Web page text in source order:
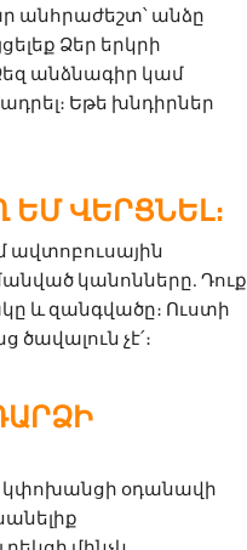
անհրաժեշտ՝ անձը
Ձեր երկրի
անձնագիր կամ
Եթե խնդիրներ
ԵՄ ՎԵՐՑՆԵԼ։
ավտոբուսային
կանոնները. Դուք
և զանգվածը։ Ուստի
չէ՛։
կփոխանցի օդանավի